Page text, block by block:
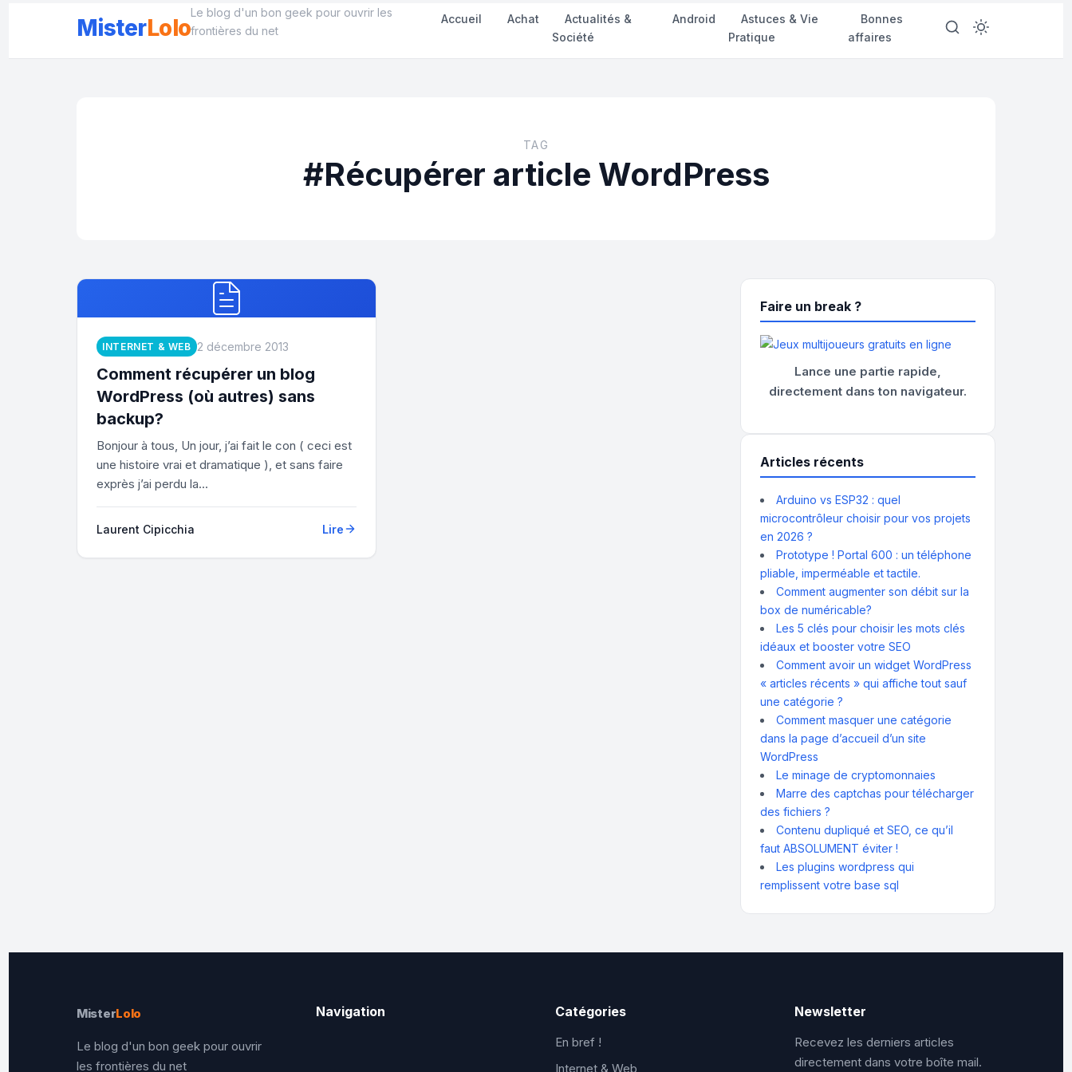
MisterLolo
Le blog d'un bon geek pour ouvrir les
frontières du net
Accueil Achat
Actualités &
Société
Android
Astuces & Vie
Pratique
Bonnes
affaires
TAG
#Récupérer article WordPress
INTERNET & WEB 2 décembre 2013
Comment récupérer un blog
WordPress (où autres) sans
backup?
Bonjour à tous, Un jour, j’ai fait le con ( ceci est
une histoire vrai et dramatique ), et sans faire
exprès j’ai perdu la...
Laurent Cipicchia Lire
Faire un break ?
Lance une partie rapide,
directement dans ton navigateur.
Articles récents
Arduino vs ESP32 : quel
microcontrôleur choisir pour vos projets
en 2026 ?
Prototype ! Portal 600 : un téléphone
pliable, imperméable et tactile.
Comment augmenter son débit sur la
box de numéricable?
Les 5 clés pour choisir les mots clés
idéaux et booster votre SEO
Comment avoir un widget WordPress
« articles récents » qui affiche tout sauf
une catégorie ?
Comment masquer une catégorie
dans la page d’accueil d’un site
WordPress
Le minage de cryptomonnaies
Marre des captchas pour télécharger
des fichiers ?
Contenu dupliqué et SEO, ce qu’il
faut ABSOLUMENT éviter !
Les plugins wordpress qui
remplissent votre base sql
MisterLolo
Le blog d'un bon geek pour ouvrir
les frontières du net
Navigation Catégories
En bref !
Internet & Web
Newsletter
Recevez les derniers articles
directement dans votre boîte mail.